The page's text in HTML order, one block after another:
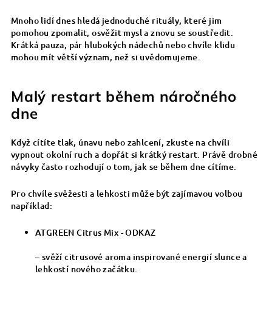
Mnoho lidí dnes hledá jednoduché rituály, které jim
pomohou zpomalit, osvěžit mysl a znovu se soustředit.
Krátká pauza, pár hlubokých nádechů nebo chvíle klidu
mohou mít větší význam, než si uvědomujeme.
Malý restart během náročného
dne
Když cítíte tlak, únavu nebo zahlcení, zkuste na chvíli
vypnout okolní ruch a dopřát si krátký restart. Právě drobné
návyky často rozhodují o tom, jak se během dne cítíme.
Pro chvíle svěžesti a lehkosti může být zajímavou volbou
například:
ATGREEN Citrus Mix - ODKAZ
– svěží citrusové aroma inspirované energií slunce a
lehkostí nového začátku.